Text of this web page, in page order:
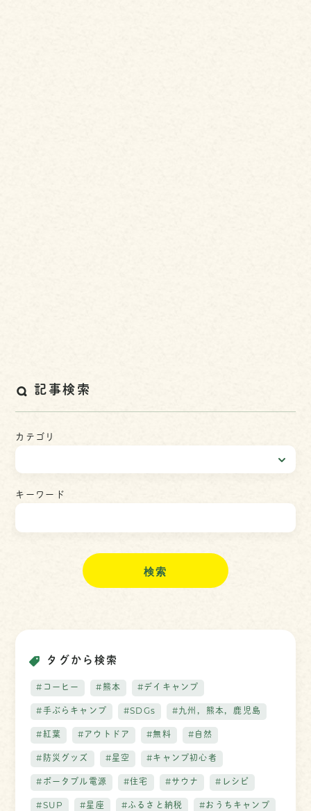
記事検索
カテゴリ
キーワード
検
タグから検索
#コーヒー #熊本 #デイキャンプ
#手ぶらキャンプ #SDGs #九州，熊本，鹿児島
#紅葉 #アウトドア #無料 #自然
#防災グッズ #星空 #キャンプ初心者
#ポータブル電源 #住宅 #サウナ #レシピ
#SUP #星座 #ふるさと納税 #おうちキャンプ